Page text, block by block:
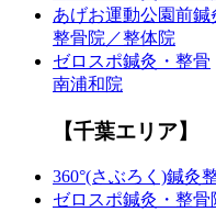
あげお運動公園前鍼
整骨院／整体院
ゼロスポ鍼灸・整骨
南浦和院
【千葉エリア】
360°(さぶろく)鍼灸
ゼロスポ鍼灸・整骨